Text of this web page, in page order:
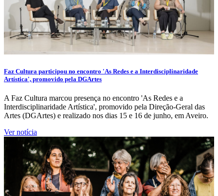
Faz Cultura participou no encontro 'As Redes e a Interdisciplinaridade
Artística', promovido pela DGArtes
A Faz Cultura marcou presença no encontro 'As Redes e a
Interdisciplinaridade Artística', promovido pela Direção-Geral das
Artes (DGArtes) e realizado nos dias 15 e 16 de junho, em Aveiro.
Ver notícia